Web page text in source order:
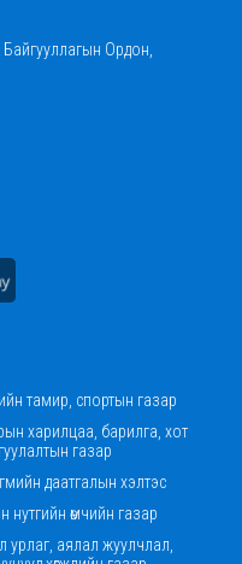
Ордон,
тамир, спортын газар
харилцаа, барилга, хот
газар
даатгалын хэлтэс
нутгийн өмчийн газар
урлаг, аялал жуулчлал,